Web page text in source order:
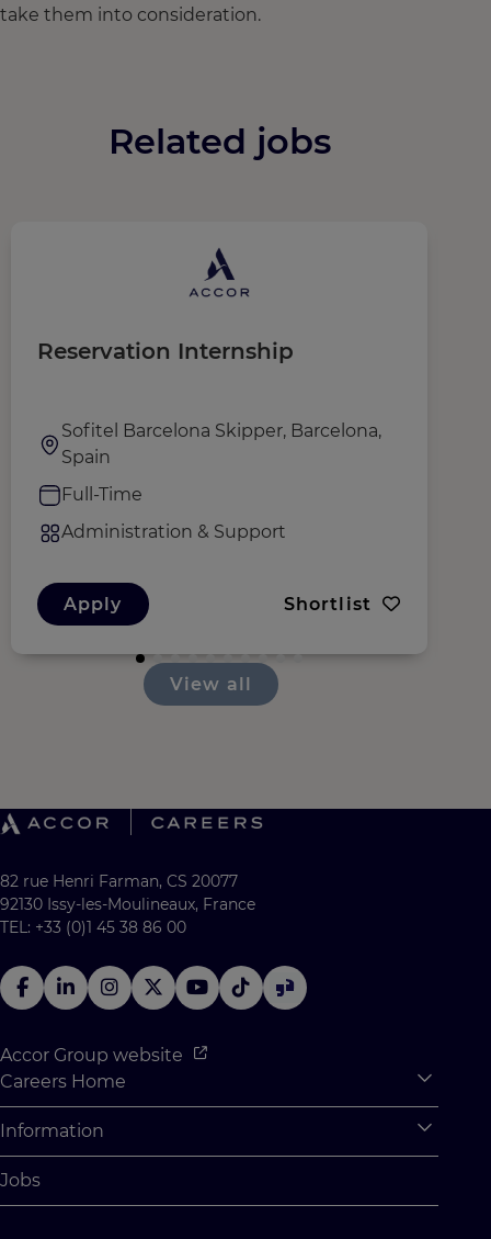
take them into consideration.
Related jobs
Reservation Internship
Sofitel Barcelona Skipper, Barcelona,
Spain
Full-Time
Administration & Support
Apply Shortlist
View all
82 rue Henri Farman, CS 20077
92130 Issy-les-Moulineaux, France
TEL: +33 (0)1 45 38 86 00
Accor Group website
Careers Home
Why Join Accor
Student Opportunities
Information
Cookie Settings
Jobs